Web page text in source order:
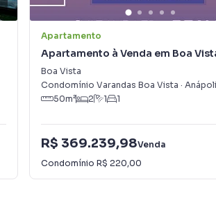
locamos diversos imóveis em Anápolis,
uma equipe de marketing digital focada
muito o número de contatos
vender ou alugar seu imóvel mais rápido.
treinados e uma central de
Apartamento
Apartamento à Venda em Boa
Boa Vista
Condomínio Varandas Boa Vista ·
50m² 2 1 1
R$ 369.239,98Venda
Condomínio R$ 220,00